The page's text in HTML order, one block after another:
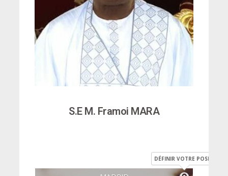
S.E M. Framoi MARA
DÉFINIR VOTRE POSITION